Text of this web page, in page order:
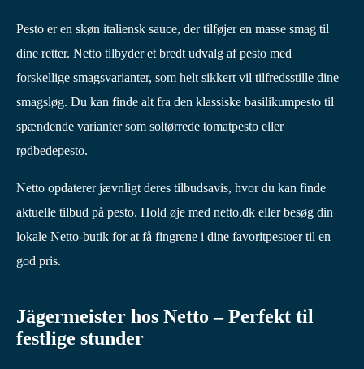
Pesto er en skøn italiensk sauce, der tilføjer en masse smag til
dine retter. Netto tilbyder et bredt udvalg af pesto med
forskellige smagsvarianter, som helt sikkert vil tilfredsstille dine
smagsløg. Du kan finde alt fra den klassiske basilikumpesto til
spændende varianter som soltørrede tomatpesto eller
rødbedepesto.
Netto opdaterer jævnligt deres tilbudsavis, hvor du kan finde
aktuelle tilbud på pesto. Hold øje med netto.dk eller besøg din
lokale Netto-butik for at få fingrene i dine favoritpestoer til en
god pris.
Jägermeister hos Netto – Perfekt til
festlige stunder